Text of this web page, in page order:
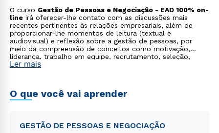
O curso Gestão de Pessoas e Negociação - EAD 100% on-
line irá oferecer-lhe contato com as discussões mais
recentes pertinentes às relações empresariais, além de
proporcionar-lhe momentos de leitura (textual e
audiovisual) e reflexão sobre a gestão de pessoas, por
meio da compreensão de conceitos como motivação,
liderança, trabalho em equipe, recrutamento, seleção,
entre outros assuntos importantes na área organizacional.
Ler mais
O que você vai aprender
GESTÃO DE PESSOAS E NEGOCIAÇÃO